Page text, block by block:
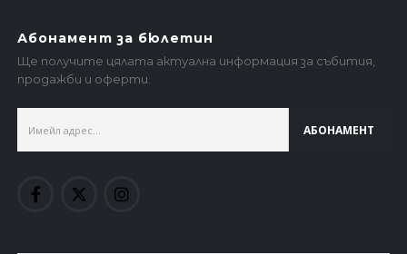
Абонамент за бюлетин
Ще получите цялата актуална информация за събития,
продажби и оферти.